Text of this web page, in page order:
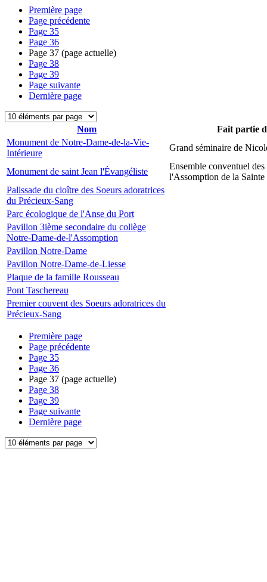
Première page
Page précédente
Page 35
Page 36
Page 37 (page actuelle)
Page 38
Page 39
Page suivante
Dernière page
Nom
Fait partie
Monument de Notre-Dame-de-la-Vie-
Intérieure
Grand séminaire de
Monument de saint Jean l'Évangéliste
Ensemble conventuel des
l'Assomption de la
Palissade du cloître des Soeurs adoratrices
du Précieux-Sang
Parc écologique de l'Anse du Port
Pavillon 3ième secondaire du collège
Notre-Dame-de-l'Assomption
Pavillon Notre-Dame
Pavillon Notre-Dame-de-Liesse
Plaque de la famille Rousseau
Pont Taschereau
Premier couvent des Soeurs adoratrices du
Précieux-Sang
Première page
Page précédente
Page 35
Page 36
Page 37 (page actuelle)
Page 38
Page 39
Page suivante
Dernière page